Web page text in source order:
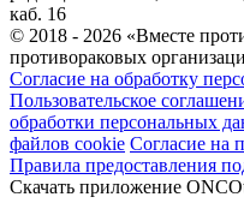
каб. 16
© 2018 - 2026 «Вместе
противораковых
Согласие на обработку
Пользовательское
обработки персональных
файлов cookie Согласие на
Правила предоставления
Скачать приложение